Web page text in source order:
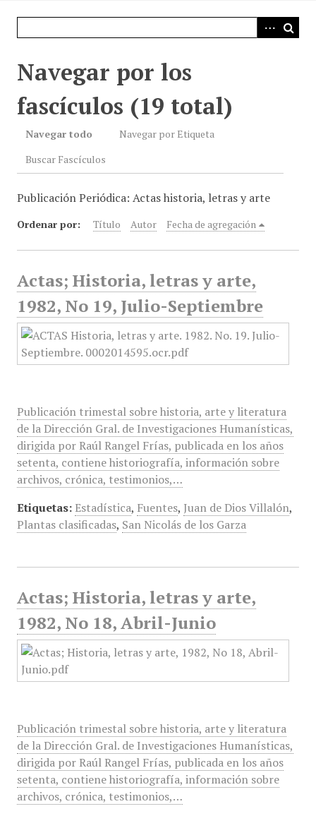
Navegar por los
fascículos (19 total)
Navegar todo
Navegar por Etiqueta
Buscar Fascículos
Publicación Periódica: Actas historia, letras y arte
Ordenar por: Título Autor Fecha de agregación
Actas; Historia, letras y arte,
1982, No 19, Julio-Septiembre
Publicación trimestal sobre historia, arte y literatura
de la Dirección Gral. de Investigaciones Humanísticas,
dirigida por Raúl Rangel Frías, publicada en los años
setenta, contiene historiografía, información sobre
archivos, crónica, testimonios,…
Etiquetas: Estadística, Fuentes, Juan de Dios Villalón,
Plantas clasificadas, San Nicolás de los Garza
Actas; Historia, letras y arte,
1982, No 18, Abril-Junio
Publicación trimestal sobre historia, arte y literatura
de la Dirección Gral. de Investigaciones Humanísticas,
dirigida por Raúl Rangel Frías, publicada en los años
setenta, contiene historiografía, información sobre
archivos, crónica, testimonios,…